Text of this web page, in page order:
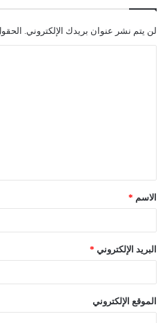
لن يتم نشر عنوان بريدك الإلكتروني.
ق
*الاسم *
البريد الإلكتروني *
الموقع الإلكتروني